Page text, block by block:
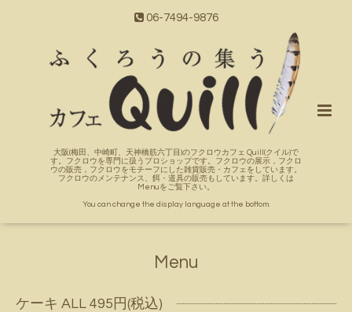
06-7494-9876
大阪(梅田、中崎町、天神橋筋六丁目)のフクロウカフェ Quill(クイル)で
す。フクロウを専門に扱うプロショップです。フクロウの展示，フクロ
ウの販売，フクロウをモチーフにした雑貨販売・カフェをしています。
フクロウのメンテナンス、餌・道具の販売もしています。詳しくは
Menuをご覧下さい。
You can change the display language at the bottom.
Menu
ケーキ ALL 495円(税込)